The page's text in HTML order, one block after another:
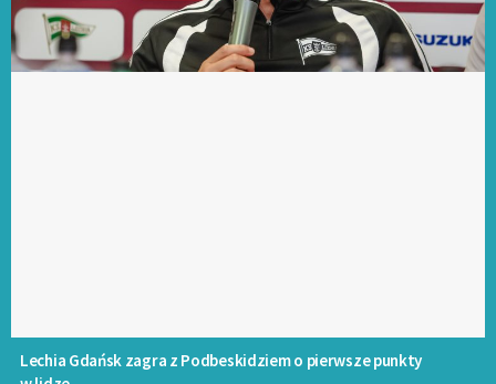
Lechia Gdańsk zagra z Podbeskidziem o pierwsze punkty